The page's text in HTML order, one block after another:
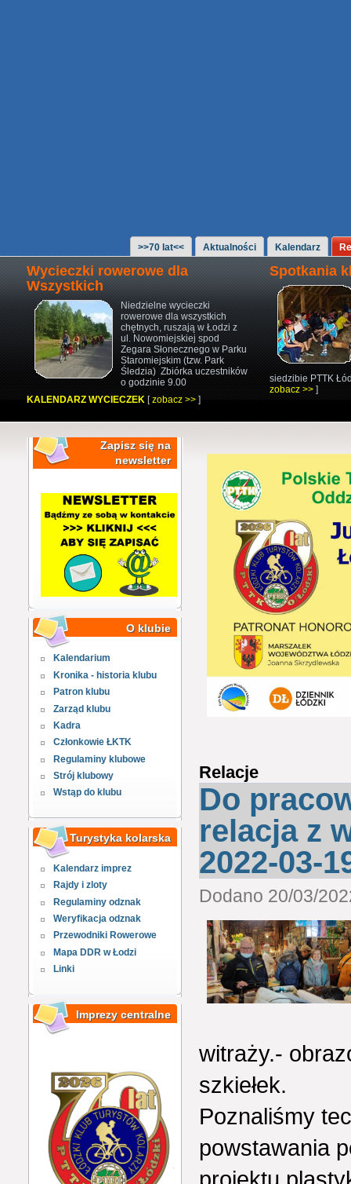
>>70 lat<< Aktualności Kalendarz
Wycieczki rowerowe dla
Wszystkich
Niedzielne wycieczki
rowerowe dla wszystkich
chętnych,ruszają w Łodzi z
ul. Nowomiejskiej spod
Zegara Słonecznego w Parku
Staromiejskim (tzw. Park
Śledzia) Zbiórka uczestników
o godzinie 9.00
KALENDARZ WYCIECZEK [zobacz >>]
Spotkania
siedzibie PTTK
zobacz >> ]
Zapisz się na
newsletter
O klubie
Kalendarium
Kronika - historia klubu
Patron klubu
Zarząd klubu
Kadra
Członkowie ŁKTK
Regulaminy klubowe
Strój klubowy
Wstąp do klubu
Turystyka kolarska
Kalendarz imprez
Rajdy i zloty
Regulaminy odznak
Weryfikacja odznak
Przewodniki Rowerowe
Mapa DDR w Łodzi
Linki
Imprezy centralne
Relacje
Do
relacja z
2022-03-
Dodano 20/03/
witraży.-
szkiełek.
Poznaliśmy
powstawania